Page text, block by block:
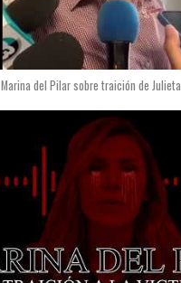
Marina del Pilar sobre traición de